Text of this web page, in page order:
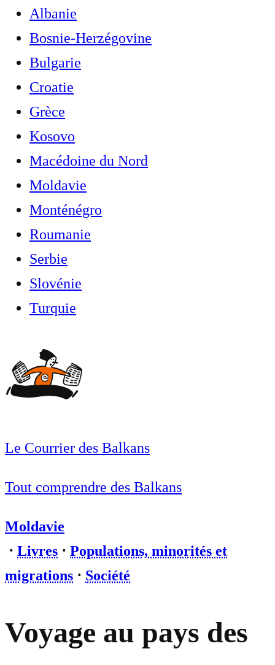
Albanie
Bosnie-Herzégovine
Bulgarie
Croatie
Grèce
Kosovo
Macédoine du Nord
Moldavie
Monténégro
Roumanie
Serbie
Slovénie
Turquie
Le Courrier des Balkans
Tout comprendre des Balkans
Moldavie
⋅ Livres ⋅ Populations, minorités et
migrations ⋅ Société
Voyage au pays des